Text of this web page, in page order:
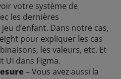
votre système de
les dernières
d’enfant. Dans notre cas,
pour expliquer les cas
les valeurs, etc. Et
UI dans Figma.
– Vous avez aussi la